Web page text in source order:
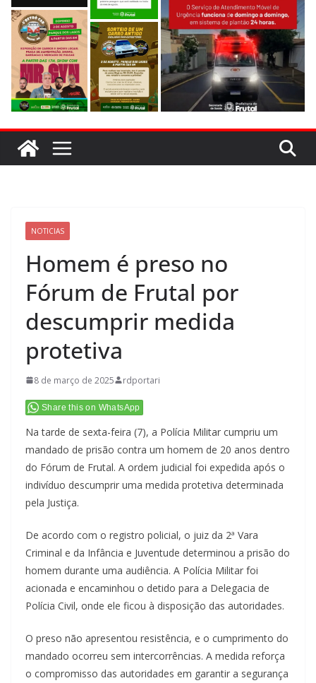
NOTICIAS
Homem é preso no
Fórum de Frutal por
descumprir medida
protetiva
8 de março de 2025 rdportari
Share this on WhatsApp
Na tarde de sexta-feira (7), a Polícia Militar cumpriu um
mandado de prisão contra um homem de 20 anos dentro
do Fórum de Frutal. A ordem judicial foi expedida após o
indivíduo descumprir uma medida protetiva determinada
pela Justiça.
De acordo com o registro policial, o juiz da 2ª Vara
Criminal e da Infância e Juventude determinou a prisão do
homem durante uma audiência. A Polícia Militar foi
acionada e encaminhou o detido para a Delegacia de
Polícia Civil, onde ele ficou à disposição das autoridades.
O preso não apresentou resistência, e o cumprimento do
mandado ocorreu sem intercorrências. A medida reforça
o compromisso das autoridades em garantir a segurança